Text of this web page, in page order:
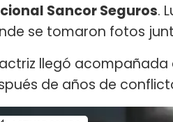
Sancor Seguros.
se tomaron fotos
llegó
de años de